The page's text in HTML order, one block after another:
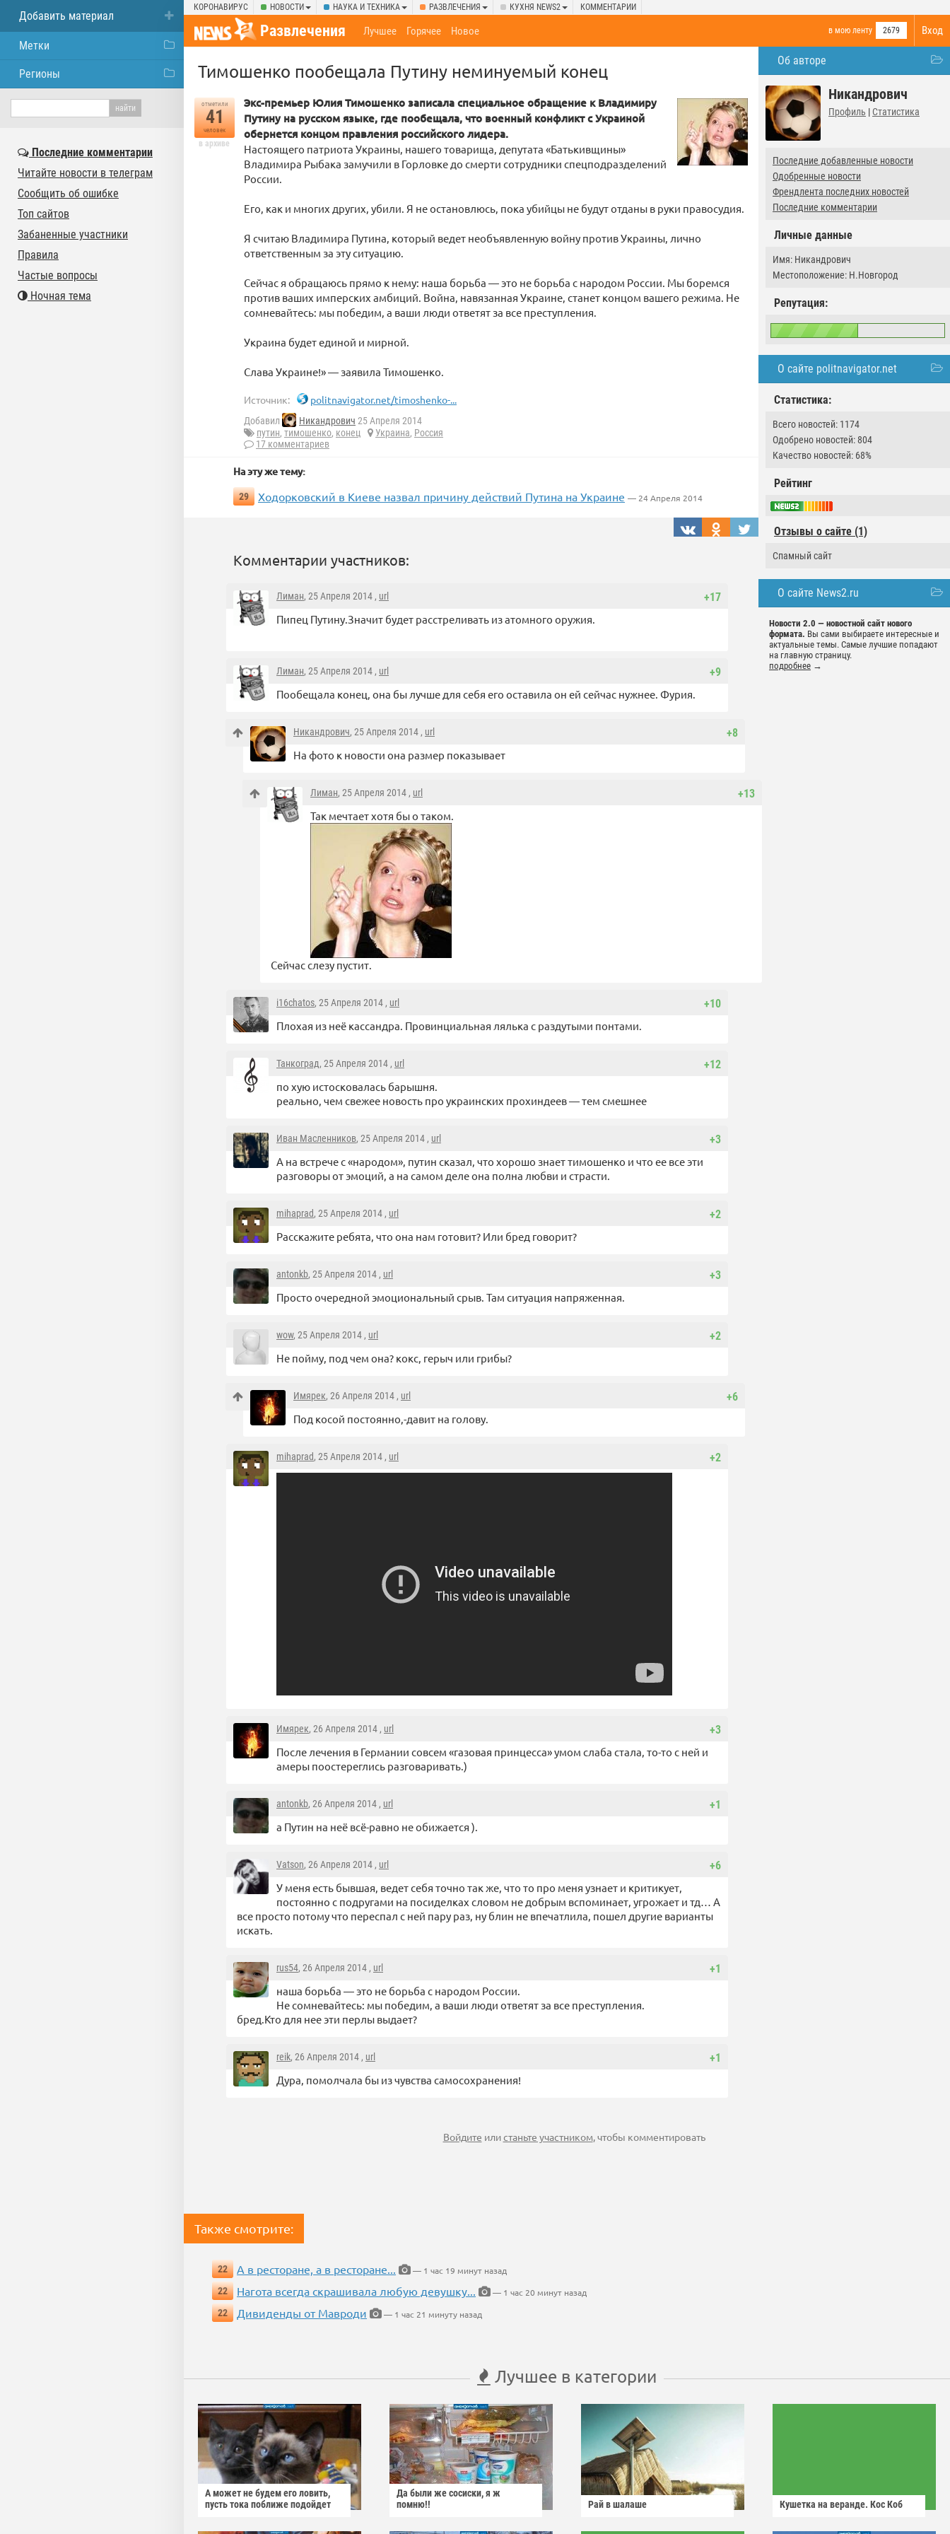
КОРОНАВИРУС НОВОСТИ НАУКА И ТЕХНИКА РАЗВЛЕЧЕНИЯ КУХНЯ NEWS2 КОММЕНТАРИИ
Вход
Развлечения в мою ленту 2679
Лучшее Горячее Новое
Об авторе
Никандрович
Профиль | Статистика
Последние добавленные новости
Одобренные новости
Френдлента последних новостей
Последние комментарии
Личные данные
Имя: Никандрович
Местоположение: Н.Новгород
Репутация:
О сайте politnavigator.net
Статистика:
Всего новостей: 1174
Одобрено новостей: 804
Качество новостей: 68%
Рейтинг
Отзывы о сайте (1)
Спамный сайт
О сайте News2.ru
Новости 2.0 — новостной сайт нового
формата. Вы сами выбираете интересные и
актуальные темы. Самые лучшие попадают
на главную страницу.
подробнее →
Тимошенко пообещала Путину неминуемый конец
отметили
41
человек
в архиве
Экс-премьер Юлия Тимошенко записала специальное обращение к Владимиру
Путину на русском языке, где пообещала, что военный конфликт с Украиной
обернется концом правления российского лидера.
Настоящего патриота Украины, нашего товарища, депутата «Батькивщины»
Владимира Рыбака замучили в Горловке до смерти сотрудники спецподразделений
России.
Его, как и многих других, убили. Я не остановлюсь, пока убийцы не будут отданы в руки правосудия.
Я считаю Владимира Путина, который ведет необъявленную войну против Украины, лично
ответственным за эту ситуацию.
Сейчас я обращаюсь прямо к нему: наша борьба — это не борьба с народом России. Мы боремся
против ваших имперских амбиций. Война, навязанная Украине, станет концом вашего режима. Не
сомневайтесь: мы победим, а ваши люди ответят за все преступления.
Украина будет единой и мирной.
Слава Украине!» — заявила Тимошенко.
Источник: politnavigator.net/timoshenko-...
Добавил Никандрович 25 Апреля 2014
путин, тимошенко, конец Украина, Россия
17 комментариев
На эту же тему:
29 Ходорковский в Киеве назвал причину действий Путина на Украине — 24 Апреля 2014
Комментарии участников:
+17
Лиман, 25 Апреля 2014 , url
Пипец Путину.Значит будет расстреливать из атомного оружия.
+9
Лиман, 25 Апреля 2014 , url
Пообещала конец, она бы лучше для себя его оставила он ей сейчас нужнее. Фурия.
+8
Никандрович, 25 Апреля 2014 , url
На фото к новости она размер показывает
+13
Лиман, 25 Апреля 2014 , url
Так мечтает хотя бы о таком.
Сейчас слезу пустит.
+10
i16chatos, 25 Апреля 2014 , url
Плохая из неё кассандра. Провинциальная лялька с раздутыми понтами.
+12
Танкоград, 25 Апреля 2014 , url
по хую истосковалась барышня.
реально, чем свежее новость про украинских прохиндеев — тем смешнее
+3
Иван Масленников, 25 Апреля 2014 , url
А на встрече с «народом», путин сказал, что хорошо знает тимошенко и что ее все эти
разговоры от эмоций, а на самом деле она полна любви и страсти.
+2
mihaprad, 25 Апреля 2014 , url
Расскажите ребята, что она нам готовит? Или бред говорит?
+3
antonkb, 25 Апреля 2014 , url
Просто очередной эмоциональный срыв. Там ситуация напряженная.
+2
wow, 25 Апреля 2014 , url
Не пойму, под чем она? кокс, герыч или грибы?
+6
Имярек, 26 Апреля 2014 , url
Под косой постоянно,-давит на голову.
+2
mihaprad, 25 Апреля 2014 , url
+3
Имярек, 26 Апреля 2014 , url
После лечения в Германии совсем «газовая принцесса» умом слаба стала, то-то с ней и
амеры поостереглись разговаривать.)
+1
antonkb, 26 Апреля 2014 , url
а Путин на неё всё-равно не обижается ).
+6
Vatson, 26 Апреля 2014 , url
У меня есть бывшая, ведет себя точно так же, что то про меня узнает и критикует,
постоянно с подругами на посиделках словом не добрым вспоминает, угрожает и тд… А
все просто потому что переспал с ней пару раз, ну блин не впечатлила, пошел другие варианты
искать.
+1
rus54, 26 Апреля 2014 , url
наша борьба — это не борьба с народом России.
Не сомневайтесь: мы победим, а ваши люди ответят за все преступления.
бред.Кто для нее эти перлы выдает?
+1
reik, 26 Апреля 2014 , url
Дура, помолчала бы из чувства самосохранения!
Войдите илистаньте участником, чтобы комментировать
Также смотрите:
22 А в ресторане, а в ресторане...
— 1 час 19 минут назад
22
Нагота всегда скрашивала любую девушку...
— 1 час 20 минут назад
22
Дивиденды от Мавроди — 1 час 21 минуту назад
Лучшее в категории
А может не будем его ловить,
пусть тока поближе подойдет
Да были же сосиски, я ж
помню!!
Рай в шалаше Кушетка на веранде. Кос Коб
Добавить материал
Метки
Регионы
Последние комментарии
Читайте новости в телеграм
Сообщить об ошибке
Топ сайтов
Забаненные участники
Правила
Частые вопросы
Ночная тема